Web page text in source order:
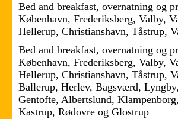
Bed and breakfast, overnatning og
København, Frederiksberg, Valby,
Hellerup, Christianshavn, Tåstrup,
Bed and breakfast, overnatning og
København, Frederiksberg, Valby,
Hellerup, Christianshavn, Tåstrup,
Ballerup, Herlev, Bagsværd,
Gentofte, Albertslund,
Kastrup, Rødovre og Glostrup